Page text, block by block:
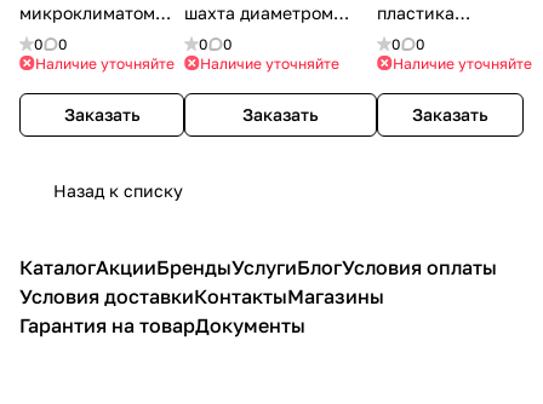
микроклиматом
СВА-2000 Stienen
0
0
Наличие уточняйте
Заказать
шахта диаметром
D=1300мм, H=2000мм
0
0
Наличие уточняйте
Заказать
пластика
диаметром
1270мм
0
0
Наличие уточняйте
Заказать
Назад к списку
КаталогАкцииБрендыУслугиБлогУсловия оплаты
Условия доставкиКонтактыМагазины
Гарантия на товарДокументы